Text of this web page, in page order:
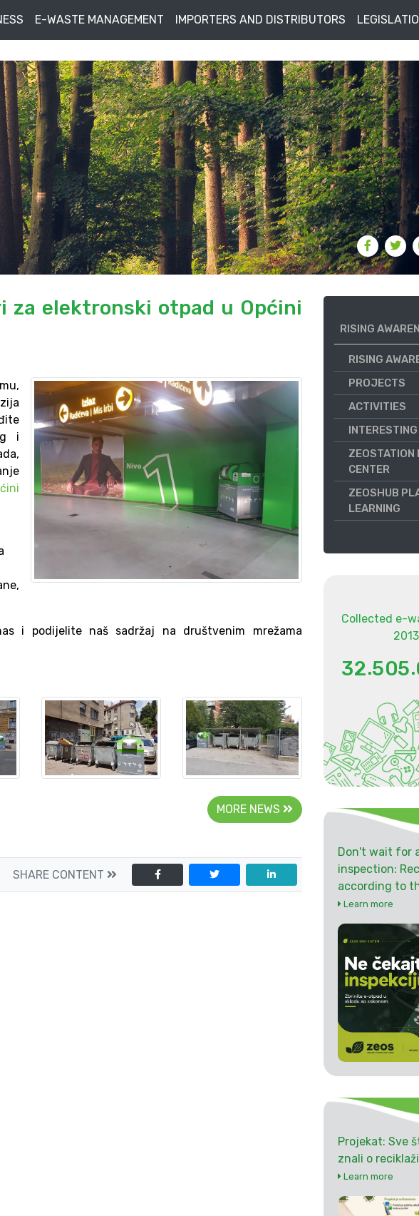
E-WASTE MANAGEMENT IMPORTERS AND DISTRIBUTORS
za elektronski otpad u Općini
i
i podijelite naš sadržaj na društvenim mrežama
MORE NEWS
SHARE CONTENT
RISING
RISING
PROJECTS
ACTIVITIES
ZEOSTATION
CENTER
ZEOSHUB
LEARNING
Collected e-
2013
32.505.
Don't wait for
inspection:
according to
Learn more
Projekat: Sve
znali o
Learn more